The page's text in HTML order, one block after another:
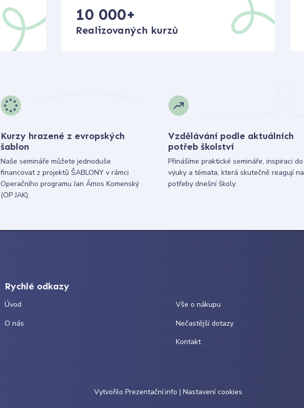
10 000+
Realizovaných kurzů
Kurzy hrazené z evropských
šablon
Naše semináře můžete jednoduše
financovat z projektů ŠABLONY v rámci
Operačního programu Jan Ámos Komenský
(OP JAK).
Vzdělávání podle aktuálních
potřeb školství
Přinášíme praktické semináře, inspiraci do
výuky a témata, která skutečně reagují na
potřeby dnešní školy.
Rychlé odkazy
Úvod
O nás
Vše o nákupu
Nečastější dotazy
Kontakt
Vytvořilo Prezentační.info | Nastavení cookies